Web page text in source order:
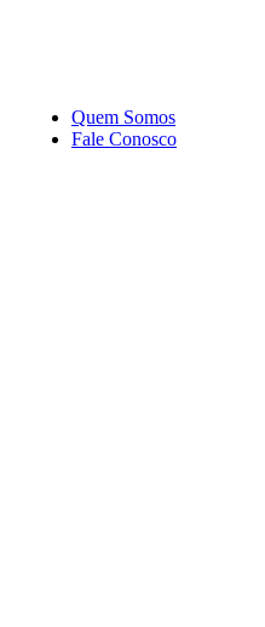
Quem Somos
Fale Conosco